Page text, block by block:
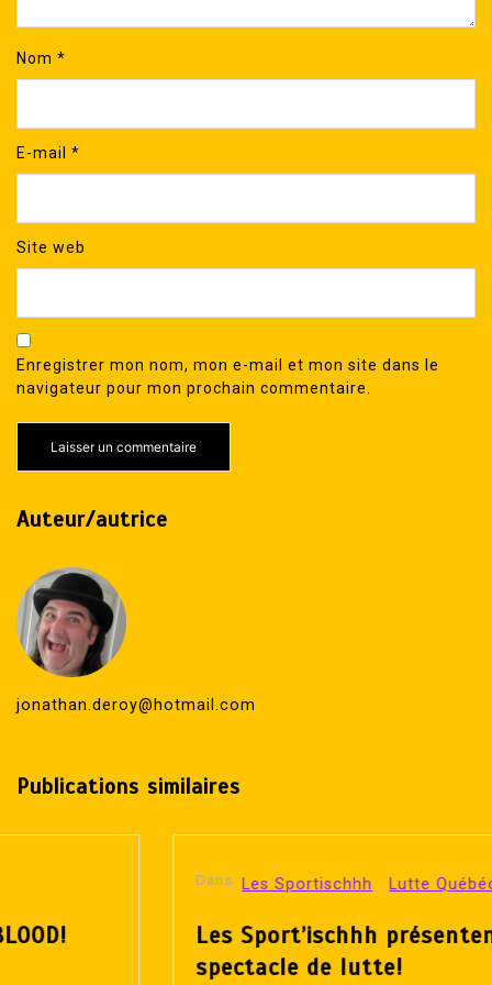
Nom *
E-mail *
Site web
Enregistrer mon nom, mon e-mail et mon site dans le
navigateur pour mon prochain commentaire.
Auteur/autrice
jonathan.deroy@hotmail.com
Publications similaires
Les Sportischhh Lutte Québécoise
Les Sport’ischhh présentent un
spectacle de lutte!